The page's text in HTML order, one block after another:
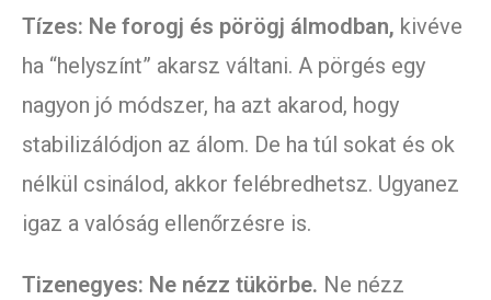
Tízes: Ne forogj és pörögj álmodban, kivéve
ha “helyszínt” akarsz váltani. A pörgés egy
nagyon jó módszer, ha azt akarod, hogy
stabilizálódjon az álom. De ha túl sokat és ok
nélkül csinálod, akkor felébredhetsz. Ugyanez
igaz a valóság ellenőrzésre is.
Tizenegyes: Ne nézz tükörbe. Ne nézz